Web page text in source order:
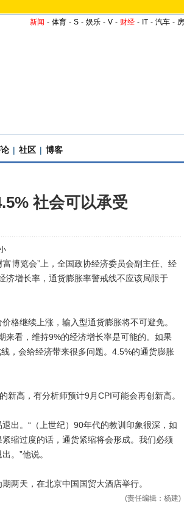
新闻 - 体育 - S - 娱乐 - V - 财经 - IT - 汽车 -
| 社区 | 博客
社会可以承受
览会”上，全国政协经济委员会副主任、经
济增长率，通货膨胀率警戒线不应该局限于
继续上涨，输入型通货膨胀将不可避免。
来看，维持9%的经济增长率是可能的。如果
，会给经济带来很多问题。4.5%的通货膨胀
高，有分析师预计9月CPI可能会再创新高。
。“（上世纪）90年代的教训印象很深，如
缩过度的话，通货紧缩将会形成。我们必须
。”他说。
天，在北京中国国贸大酒店举行。
(责任编辑：杨建)